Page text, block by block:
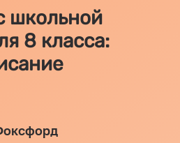
школьной
8 класса: